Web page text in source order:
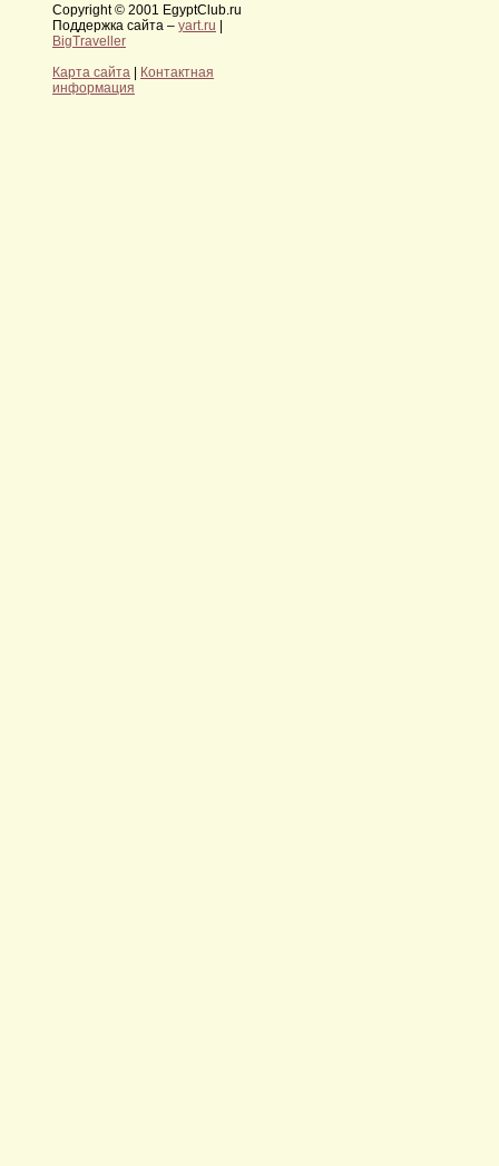
Copyright © 2001 EgyptClub.ru
Поддержка сайта – yart.ru |
BigTraveller
Карта сайта | Контактная
информация